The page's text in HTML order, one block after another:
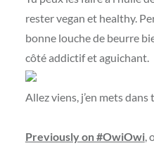
rester vegan et healthy.
bonne louche de beurre
côté addictif et aguichant.
Allez viens, j’en mets dans
Previously on #OwiOwi,